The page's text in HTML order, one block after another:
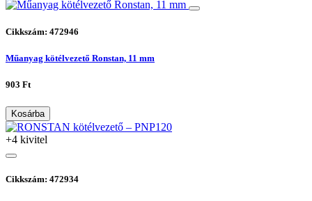
Cikkszám: 472946
Műanyag kötélvezető Ronstan, 11 mm
903 Ft
Kosárba
+4 kivitel
Cikkszám: 472934